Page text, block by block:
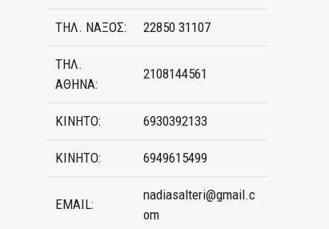
ΤΗΛ. ΝΑΞΟΣ: 22850 31107
ΤΗΛ.
ΑΘΗΝΑ:
2108144561
ΚΙΝΗΤΟ: 6930392133
ΚΙΝΗΤΟ: 6949615499
EMAIL:
nadiasalteri@gmail.c
om